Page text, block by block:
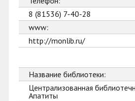
8 (81536) 7-40-28
www:
http://monlib.ru/
Название библиотеки:
Централизованная
Апатиты